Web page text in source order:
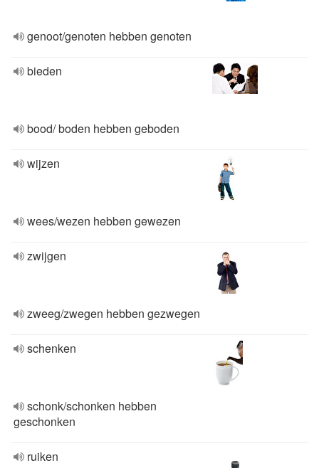
genoot/genoten hebben genoten
bieden
bood/ boden hebben geboden
wijzen
wees/wezen hebben gewezen
zwijgen
zweeg/zwegen hebben gezwegen
schenken
schonk/schonken hebben
geschonken
ruiken